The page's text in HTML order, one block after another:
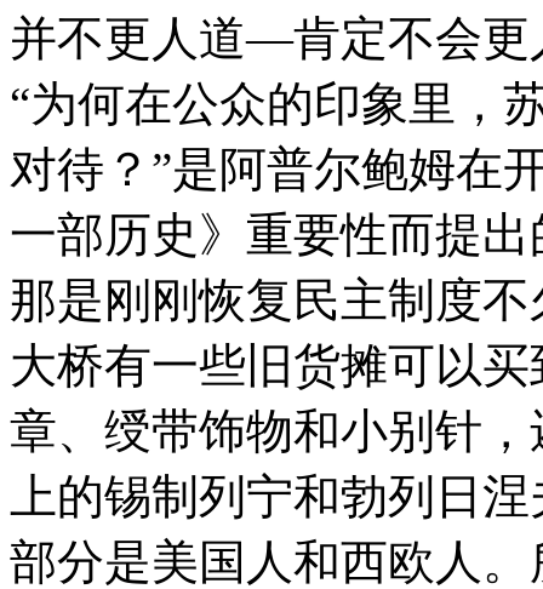
并不更人道—肯定不会更
“为何在公众的印象里，
对待？”是阿普尔鲍姆在
一部历史》重要性而提
那是刚刚恢复民主制度
大桥有一些旧货摊可以
章、绶带饰物和小别针
上的锡制列宁和勃列日
部分是美国人和西欧人